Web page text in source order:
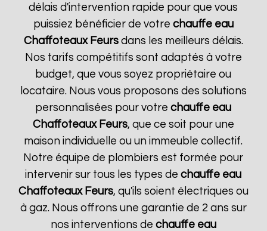
délais d'intervention rapide pour que vous
puissiez bénéficier de votre chauffe eau
Chaffoteaux Feursdans les meilleurs délais.
Nos tarifs compétitifs sont adaptés à votre
budget, que vous soyez propriétaire ou
locataire. Nous vous proposons des solutions
personnalisées pour votrechauffe eau
Chaffoteaux Feurs, que ce soit pour une
maison individuelle ou un immeuble collectif.
Notre équipe de plombiers est formée pour
intervenir sur tous les types dechauffe eau
Chaffoteaux Feurs, qu'ils soient électriques ou
à gaz. Nous offrons une garantie de 2 ans sur
nos interventions de chauffe eau